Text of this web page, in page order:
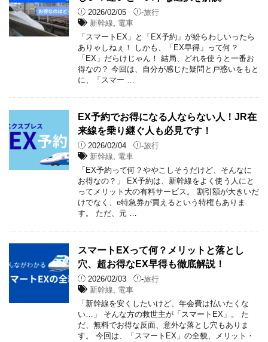
2026/02/05 -旅行
新幹線
電車
「スマートEX」と「EX予約」が紛らわしいったら
ありゃしねぇ！ しかも、「EX早得」って何？
「EX」だらけじゃん！ 結局、どれを使うと一番お
得なの？ 今回は、自分が感じた疑問と戸惑いをもと
に、「スマー …
EX予約でお得になる人ならない人！JR在
来線を乗り継ぐ人も必見です！
2026/02/04 -旅行
新幹線
電車
「EX予約って何？ややこしそうだけど、そんなに
お得なの？」 EX予約は、新幹線をよく使う人にと
ってメリット大の有料サービス。 割引額が大きいだ
けでなく、e特急券が買えるという特権もありま
す。 ただ、元 …
スマートEXって何？メリットと落とし
穴、超お得なEX早得も徹底解説！
2026/02/03 -旅行
新幹線
電車
「新幹線を安くしたいけど、年会費は払いたくな
い…」 そんな方の救世主が「スマートEX」。 た
だ、無料でお得な反面、意外な落とし穴もありま
す。 今回は、「スマートEX」の全貌、メリット・